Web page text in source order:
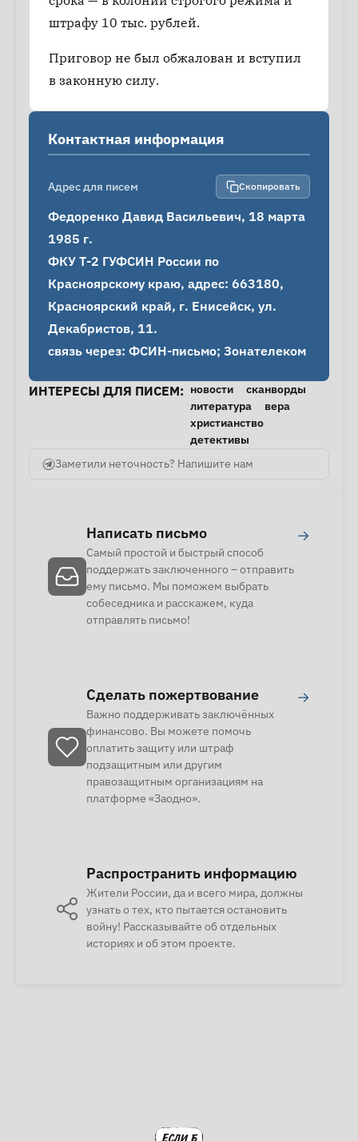
штрафу 10 тыс. рублей.
Приговор не был обжалован и вступил
в законную силу.
Контактная информация
Адрес для писем Скопировать
Федоренко Давид Васильевич, 18 марта
1985 г.
ФКУ Т-2 ГУФСИН России по
Красноярскому краю, адрес: 663180,
Красноярский край, г. Енисейск, ул.
Декабристов, 11.
связь через: ФСИН-письмо; Зонателеком
ИНТЕРЕСЫ ДЛЯ ПИСЕМ: новости
сканворды
литература
вера
христианство
детективы
Заметили неточность? Напишите нам
Написать письмо
Самый простой и быстрый способ
поддержать заключенного – отправить
ему письмо. Мы поможем выбрать
собеседника и расскажем, куда
отправлять письмо!
→
Сделать пожертвование
Важно поддерживать заключённых
финансово. Вы можете помочь
оплатить защиту или штраф
подзащитным или другим
правозащитным организациям на
платформе «Заодно».
→
Распространить информацию
Жители России, да и всего мира, должны
узнать о тех, кто пытается остановить
войну! Рассказывайте об отдельных
историях и об этом проекте.